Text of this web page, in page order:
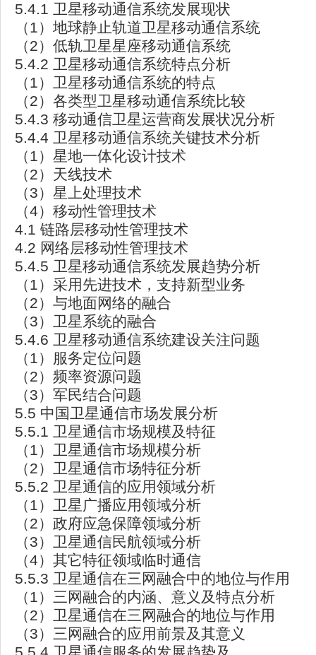
5.4.1 卫星移动通信系统发展现状
（1）地球静止轨道卫星移动通信系统
（2）低轨卫星星座移动通信系统
5.4.2 卫星移动通信系统特点分析
（1）卫星移动通信系统的特点
（2）各类型卫星移动通信系统比较
5.4.3 移动通信卫星运营商发展状况分析
5.4.4 卫星移动通信系统关键技术分析
（1）星地一体化设计技术
（2）天线技术
（3）星上处理技术
（4）移动性管理技术
4.1 链路层移动性管理技术
4.2 网络层移动性管理技术
5.4.5 卫星移动通信系统发展趋势分析
（1）采用先进技术，支持新型业务
（2）与地面网络的融合
（3）卫星系统的融合
5.4.6 卫星移动通信系统建设关注问题
（1）服务定位问题
（2）频率资源问题
（3）军民结合问题
5.5 中国卫星通信市场发展分析
5.5.1 卫星通信市场规模及特征
（1）卫星通信市场规模分析
（2）卫星通信市场特征分析
5.5.2 卫星通信的应用领域分析
（1）卫星广播应用领域分析
（2）政府应急保障领域分析
（3）卫星通信民航领域分析
（4）其它特征领域临时通信
5.5.3 卫星通信在三网融合中的地位与作用
（1）三网融合的内涵、意义及特点分析
（2）卫星通信在三网融合的地位与作用
（3）三网融合的应用前景及其意义